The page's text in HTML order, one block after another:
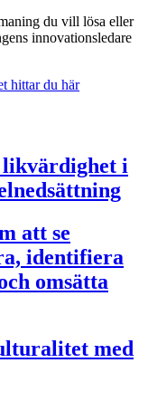
du vill lösa eller
innovationsledare
hittar du här
i
att se
identifiera
omsätta
med